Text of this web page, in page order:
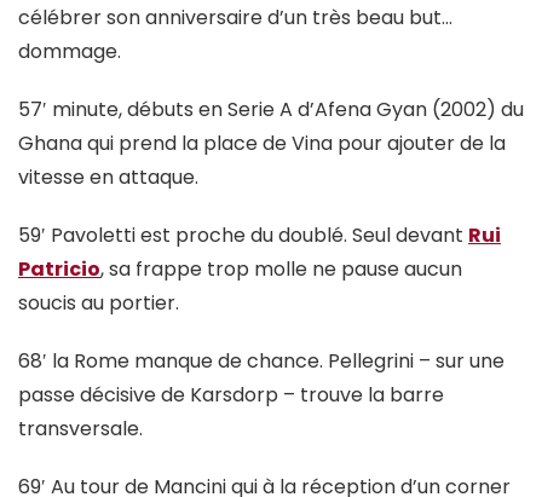
célébrer son anniversaire d’un très beau but…
dommage.
57′ minute, débuts en Serie A d’Afena Gyan (2002) du
Ghana qui prend la place de Vina pour ajouter de la
vitesse en attaque.
59′ Pavoletti est proche du doublé. Seul devant Rui
Patricio, sa frappe trop molle ne pause aucun
soucis au portier.
68′ la Rome manque de chance. Pellegrini – sur une
passe décisive de Karsdorp – trouve la barre
transversale.
69′ Au tour de Mancini qui à la réception d’un corner